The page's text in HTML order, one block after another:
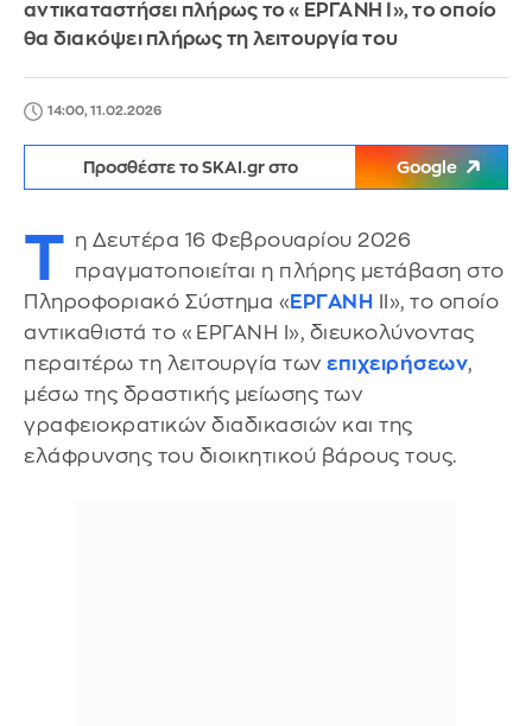
αντικαταστήσει πλήρως το «ΕΡΓΑΝΗ Ι», το οποίο
θα διακόψει πλήρως τη λειτουργία του
14:00, 11.02.2026
Προσθέστε το SKAI.gr στο Google
Τ η Δευτέρα 16 Φεβρουαρίου 2026
πραγματοποιείται η πλήρης μετάβαση στο
Πληροφοριακό Σύστημα « ΕΡΓΑΝΗ
ΙΙ», το οποίο
αντικαθιστά το «ΕΡΓΑΝΗ Ι», διευκολύνοντας
περαιτέρω τη λειτουργία των επιχειρήσεων,
μέσω της δραστικής μείωσης των
γραφειοκρατικών διαδικασιών και της
ελάφρυνσης του διοικητικού βάρους τους.